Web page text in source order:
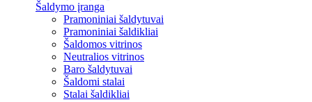
Šaldymo įranga
Pramoniniai šaldytuvai
Pramoniniai šaldikliai
Šaldomos vitrinos
Neutralios vitrinos
Baro šaldytuvai
Šaldomi stalai
Stalai šaldikliai